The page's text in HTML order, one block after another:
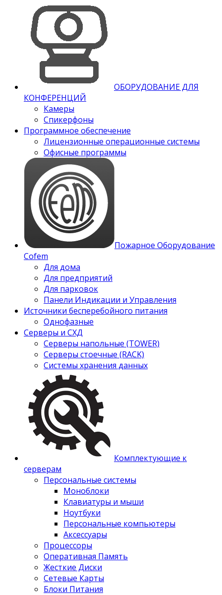
ОБОРУДОВАНИЕ ДЛЯ
КОНФЕРЕНЦИЙ
Камеры
Спикерфоны
Программное обеспечение
Лицензионные операционные системы
Офисные программы
Пожарное Оборудование
Cofem
Для дома
Для предприятий
Для парковок
Панели Индикации и Управления
Источники бесперебойного питания
Однофазные
Серверы и СХД
Серверы напольные (TOWER)
Серверы стоечные (RACK)
Системы хранения данных
Комплектующие к
серверам
Персональные системы
Моноблоки
Клавиатуры и мыши
Ноутбуки
Персональные компьютеры
Аксессуары
Процессоры
Оперативная Память
Жесткие Диски
Сетевые Карты
Блоки Питания